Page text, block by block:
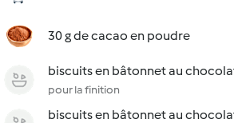
30 g de cacao en poudre
biscuits en bâtonnet au
pour la finition
biscuits en bâtonnet au